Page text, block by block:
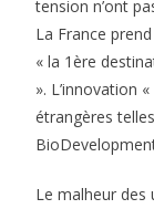
tension n’ont
La France
« la 1ère
». L’innovation
étrangères
Le malheur des